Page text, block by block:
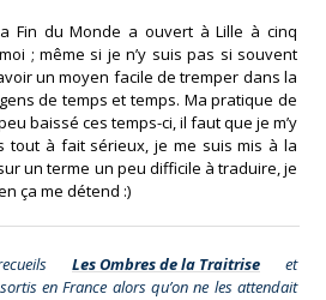
Fin du Monde a ouvert à Lille à cinq
; même si je n’y suis pas si souvent
un moyen facile de tremper dans la
de temps et temps. Ma pratique de
baissé ces temps-ci, il faut que je m’y
tout à fait sérieux, je me suis mis à la
un terme un peu difficile à traduire, je
ça me détend :)
Les Ombres de la Traitriseet
en France alors qu’on ne les attendait